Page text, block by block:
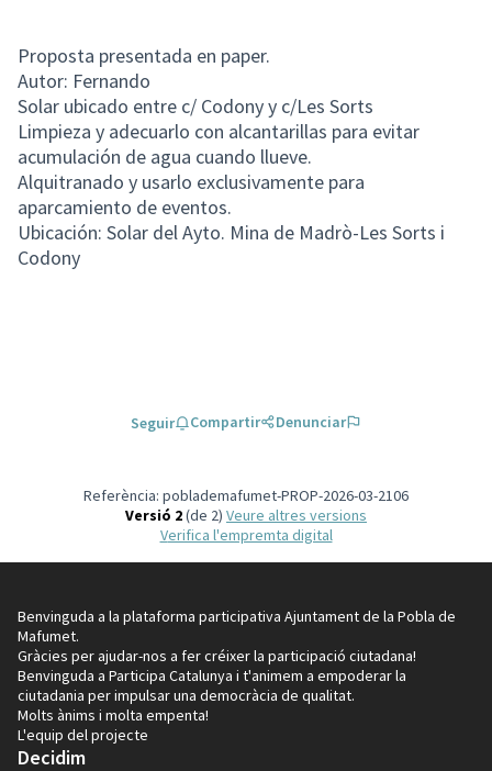
Proposta presentada en paper.
Autor: Fernando
Solar ubicado entre c/ Codony y c/Les Sorts
Limpieza y adecuarlo con alcantarillas para evitar
acumulación de agua cuando llueve.
Alquitranado y usarlo exclusivamente para
aparcamiento de eventos.
Ubicación: Solar del Ayto. Mina de Madrò-Les Sorts i
Codony
Seguir Compartir Denunciar
Referència: poblademafumet-PROP-2026-03-2106
Versió 2(de 2)
veure altres versions
Verifica l'empremta digital
Benvinguda a la plataforma participativa Ajuntament de la Pobla de
Mafumet.
Gràcies per ajudar-nos a fer créixer la participació ciutadana!
Benvinguda a Participa Catalunya i t'animem a empoderar la
ciutadania per impulsar una democràcia de qualitat.
Molts ànims i molta empenta!
L'equip del projecte
Decidim